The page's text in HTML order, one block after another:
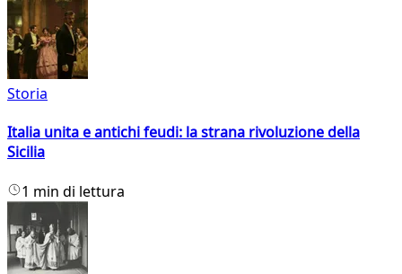
Storia
Italia unita e antichi feudi: la strana rivoluzione della
Sicilia
1 min di lettura